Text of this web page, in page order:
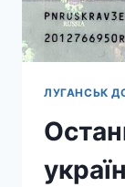
ЛУГАНСЬК